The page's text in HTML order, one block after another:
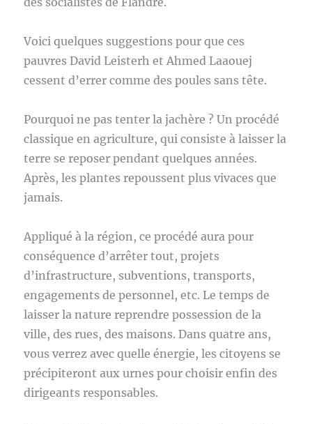
Voici quelques suggestions pour que ces
pauvres David Leisterh et Ahmed Laaouej
cessent d’errer comme des poules sans tête.
Pourquoi ne pas tenter la jachère ? Un procédé
classique en agriculture, qui consiste à laisser la
terre se reposer pendant quelques années.
Après, les plantes repoussent plus vivaces que
jamais.
Appliqué à la région, ce procédé aura pour
conséquence d’arrêter tout, projets
d’infrastructure, subventions, transports,
engagements de personnel, etc. Le temps de
laisser la nature reprendre possession de la
ville, des rues, des maisons. Dans quatre ans,
vous verrez avec quelle énergie, les citoyens se
précipiteront aux urnes pour choisir enfin des
dirigeants responsables.